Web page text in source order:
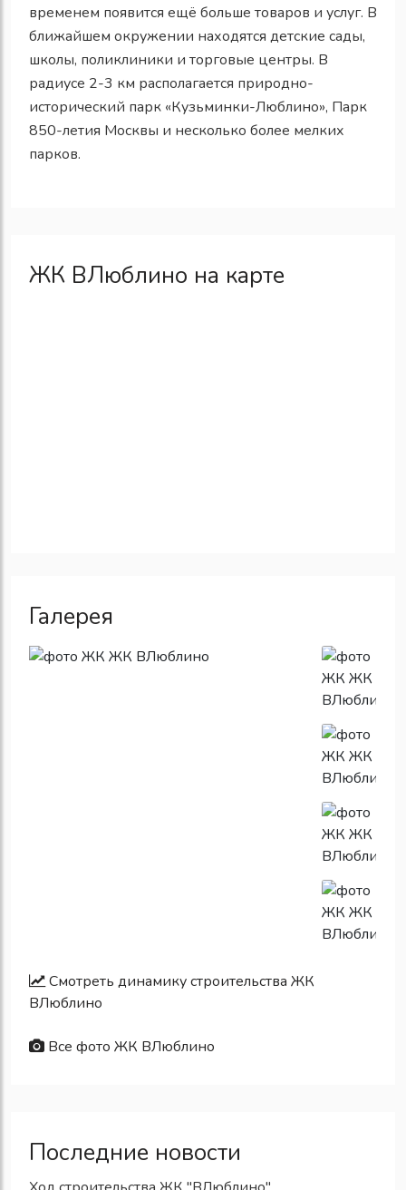
временем появится ещё больше товаров и услуг. В
ближайшем окружении находятся детские сады,
школы, поликлиники и торговые центры. В
радиусе 2-3 км располагается природно-
исторический парк «Кузьминки-Люблино», Парк
850-летия Москвы и несколько более мелких
парков.
ЖК ВЛюблино на карте
Галерея
Смотреть динамику строительства ЖК
ВЛюблино
Все фото ЖК ВЛюблино
Последние новости